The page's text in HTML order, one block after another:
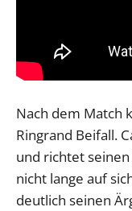
Nach dem Match
Ringrand Beifall.
und richtet
nicht lange auf
deutlich seinen